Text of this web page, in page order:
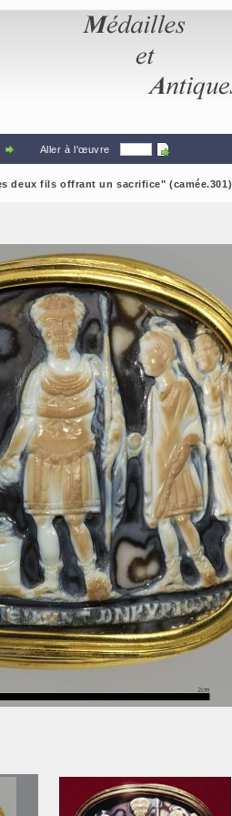
Aller à l'œuvre
deux fils offrant un sacrifice" (camée.301)